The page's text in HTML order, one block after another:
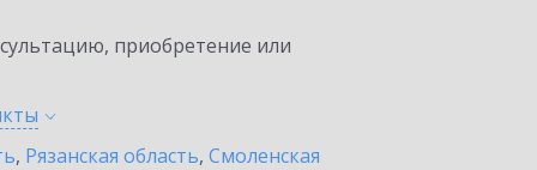
приобретение или
, Рязанская область, Смоленская